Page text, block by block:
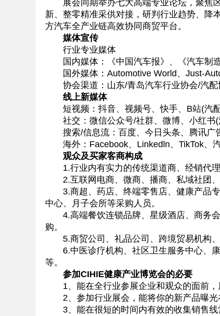
展会同期举办七大高端专业论坛，聚焦区
新、整零精准采供对接，研判行业趋势、降
方汽车全产业链高效协同商贸平台。
媒体宣传
行业专业媒体
国内媒体：《中国汽车报》、《汽车制
国外媒体：Automotive World、Just-
协会渠道：山东/青岛汽车行业协会/汽配
线上新媒体
短视频：抖音、视频号、快手、B站(汽
社交：微信公众号/社群、微博、小红书(
搜索/信息流：百度、今日头条、腾讯广
海外：Facebook、Linkedln、TikTok、
观众及买家客商构成
1.行业内有实力的传统渠道商、经销代理
2.互联网电商、微商、播商、私域社团、
3.商超、药店、终端零售店、健康产品专
中心、月子会所等采购人员。
4.高端餐饮连锁品牌、星级酒店、商务会
购。
5.商贸公司、礼品公司、跨境贸易机构、
6.中医诊疗机构、社区卫生服务中心、康
等。
参加CIHIE健康产业博览会的必要
1、能在全行业参展企业和观众的面前，
2、参加行业展会，能将你的新产品曝光
3、能在很短的时间内有效的收集销售线